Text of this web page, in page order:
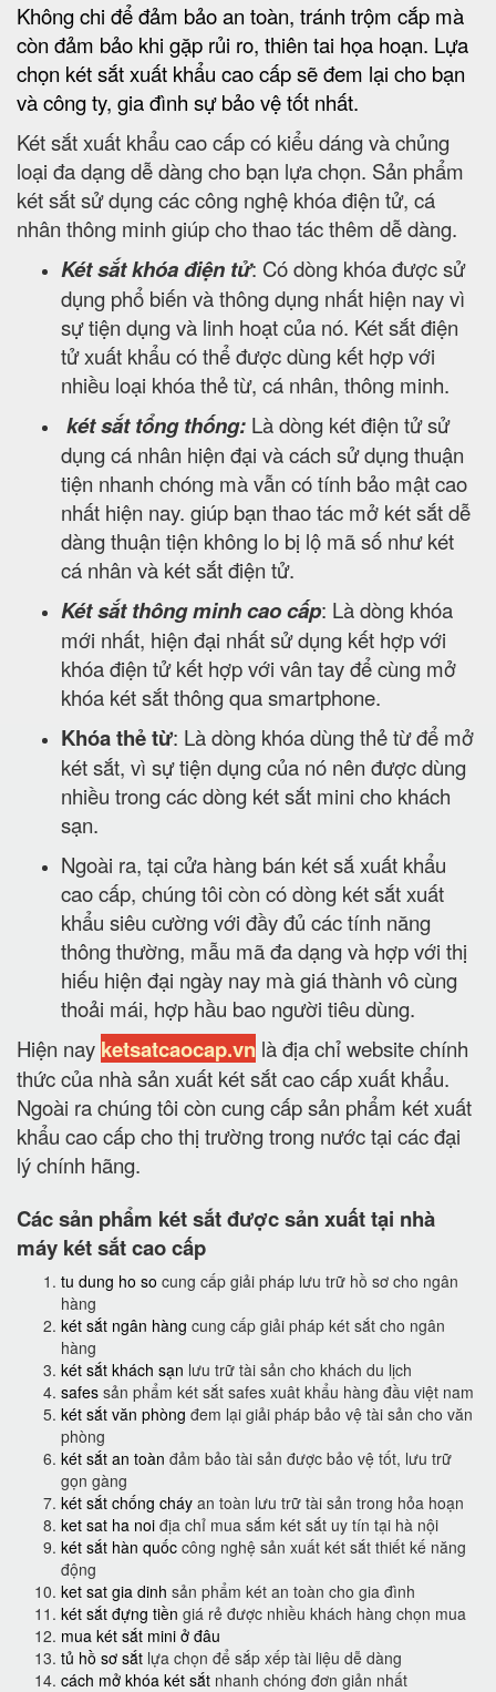
Không chi để đảm bảo an toàn, tránh trộm cắp mà
còn đảm bảo khi gặp rủi ro, thiên tai họa hoạn. Lựa
chọn két sắt xuất khẩu cao cấp sẽ đem lại cho bạn
và công ty, gia đình sự bảo vệ tốt nhất.
Két sắt xuất khẩu cao cấp có kiểu dáng và chủng
loại đa dạng dễ dàng cho bạn lựa chọn. Sản phẩm
két sắt sử dụng các công nghệ khóa điện tử, cá
nhân thông minh giúp cho thao tác thêm dễ dàng.
Két sắt khóa điện tử: Có dòng khóa được sử
dụng phổ biến và thông dụng nhất hiện nay vì
sự tiện dụng và linh hoạt của nó. Két sắt điện
tử xuất khẩu có thể được dùng kết hợp với
nhiều loại khóa thẻ từ, cá nhân, thông minh.
két sắt tổng thống: Là dòng két điện tử sử
dụng cá nhân hiện đại và cách sử dụng thuận
tiện nhanh chóng mà vẫn có tính bảo mật cao
nhất hiện nay. giúp bạn thao tác mở két sắt dễ
dàng thuận tiện không lo bị lộ mã số như két
cá nhân và két sắt điện tử.
Két sắt thông minh cao cấp: Là dòng khóa
mới nhất, hiện đại nhất sử dụng kết hợp với
khóa điện tử kết hợp với vân tay để cùng mở
khóa két sắt thông qua smartphone.
Khóa thẻ từ: Là dòng khóa dùng thẻ từ để mở
két sắt, vì sự tiện dụng của nó nên được dùng
nhiều trong các dòng két sắt mini cho khách
sạn.
Ngoài ra, tại cửa hàng bán két sắ xuất khẩu
cao cấp, chúng tôi còn có dòng két sắt xuất
khẩu siêu cường với đầy đủ các tính năng
thông thường, mẫu mã đa dạng và hợp với thị
hiếu hiện đại ngày nay mà giá thành vô cùng
thoải mái, hợp hầu bao người tiêu dùng.
Hiện nay ketsatcaocap.vn là địa chỉ website chính
thức của nhà sản xuất két sắt cao cấp xuất khẩu.
Ngoài ra chúng tôi còn cung cấp sản phẩm két xuất
khẩu cao cấp cho thị trường trong nước tại các đại
lý chính hãng.
Các sản phẩm két sắt được sản xuất tại nhà
máy két sắt cao cấp
tu dung ho so cung cấp giải pháp lưu trữ hồ sơ cho ngân
hàng
két sắt ngân hàng cung cấp giải pháp két sắt cho ngân
hàng
két sắt khách sạn lưu trữ tài sản cho khách du lịch
safes sản phẩm két sắt safes xuât khẩu hàng đầu việt nam
két sắt văn phòng đem lại giải pháp bảo vệ tài sản cho văn
phòng
két sắt an toàn đảm bảo tài sản được bảo vệ tốt, lưu trữ
gọn gàng
két sắt chống cháy an toàn lưu trữ tài sản trong hỏa hoạn
ket sat ha noi địa chỉ mua sắm két sắt uy tín tại hà nội
két sắt hàn quốc công nghệ sản xuất két sắt thiết kế năng
động
ket sat gia dinh sản phẩm két an toàn cho gia đình
két sắt đựng tiền giá rẻ được nhiều khách hàng chọn mua
mua két sắt mini ở đâu
tủ hồ sơ sắt lựa chọn để sắp xếp tài liệu dễ dàng
cách mở khóa két sắt nhanh chóng đơn giản nhất